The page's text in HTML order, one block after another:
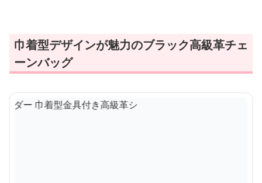
巾着型デザインが魅力のブラック高級革チェ
ーンバッグ